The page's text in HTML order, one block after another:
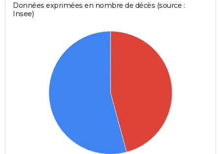
Données exprimées en nombre de décès (source :
Insee)